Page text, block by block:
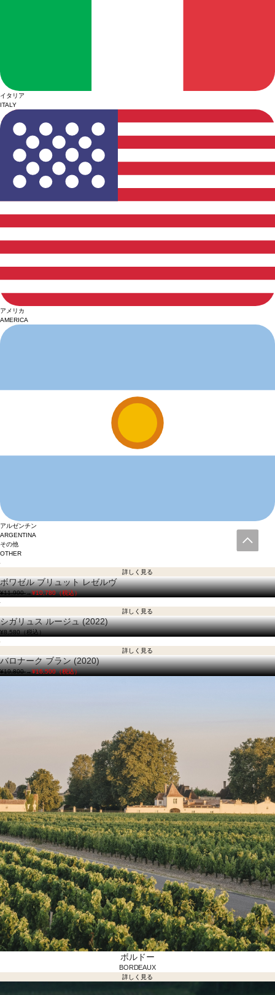
イタリア
ITALY
アメリカ
AMERICA
アルゼンチン
ARGENTINA
その他
OTHER
詳しく見る
ボワゼル ブリュット レゼルヴ
¥11,990→¥10,780（税込）
詳しく見る
シガリュス ルージュ (2022)
¥8,580（税込）
詳しく見る
バロナーク ブラン (2020)
¥19,800→¥16,500（税込）
ボルドー
BORDEAUX
詳しく見る